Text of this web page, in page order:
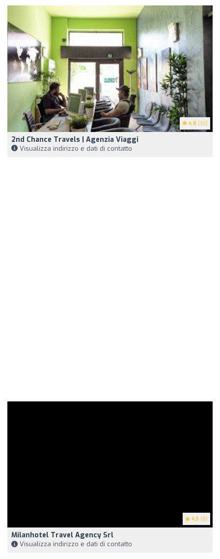
4.8 (32)
2nd Chance Travels | Agenzia Viaggi
Visualizza indirizzo e dati di contatto
4.5 (8)
Milanhotel Travel Agency Srl
Visualizza indirizzo e dati di contatto